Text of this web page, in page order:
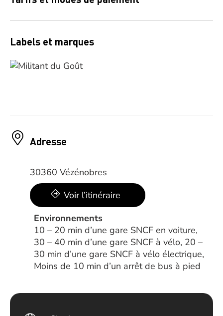
Labels et marques
Adresse
30360 Vézénobres
Voir l’itinéraire
Environnements
10 – 20 min d’une gare SNCF en voiture,
30 – 40 min d’une gare SNCF à vélo, 20 –
30 min d’une gare SNCF à vélo électrique,
Moins de 10 min d’un arrêt de bus à pied